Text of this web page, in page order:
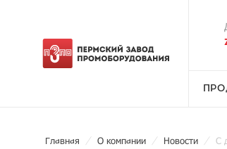
Главная О компании Новости С